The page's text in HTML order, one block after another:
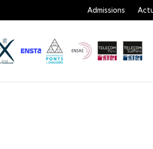
Admissions